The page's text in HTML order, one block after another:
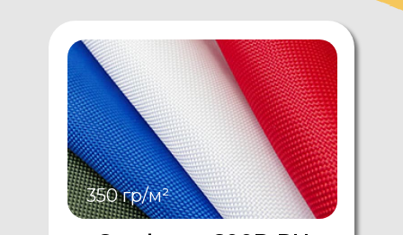
350 гр/м²